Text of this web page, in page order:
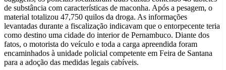
de substância com características de maconha. Após a pesagem, o
material totalizou 47,750 quilos da droga. As informações
levantadas durante a fiscalização indicavam que o entorpecente teria
como destino uma cidade do interior de Pernambuco. Diante dos
fatos, o motorista do veículo e toda a carga apreendida foram
encaminhados à unidade policial competente em Feira de Santana
para a adoção das medidas legais cabíveis.